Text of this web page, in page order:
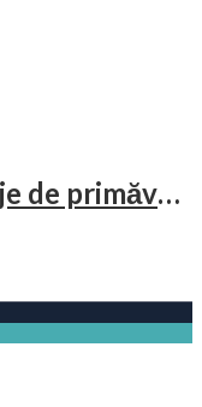
Mărţişoare broşă – mesaje de primăvară